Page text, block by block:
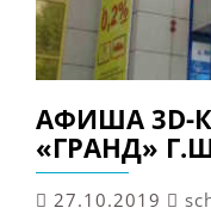
АФИША 3D-
«ГРАНД»
27.10.2019